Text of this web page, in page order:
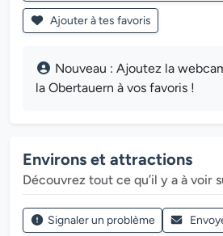
Ajouter à tes favoris
Nouveau : Ajoutez la
la Obertauern à vos favoris !
Environs et attractions
Découvrez tout ce qu’il y a à voir
Signaler un problème